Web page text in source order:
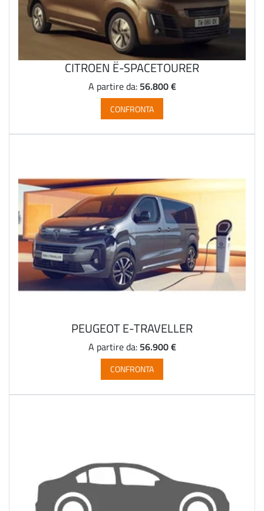
CITROEN Ë-SPACETOURER
A partire da: 56.800 €
CONFRONTA
PEUGEOT E-TRAVELLER
A partire da: 56.900 €
CONFRONTA